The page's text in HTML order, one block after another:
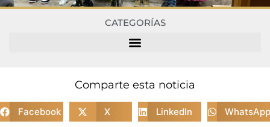
CATEGORÍAS
Comparte esta noticia
Facebook X LinkedIn WhatsApp